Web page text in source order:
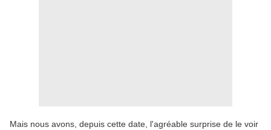
Mais nous avons, depuis cette date, l'agréable surprise de le voir